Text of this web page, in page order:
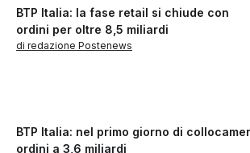
BTP Italia: la fase retail si chiude con
ordini per oltre 8,5 miliardi
di redazione Postenews
BTP Italia: nel primo giorno di
ordini a 3,6 miliardi